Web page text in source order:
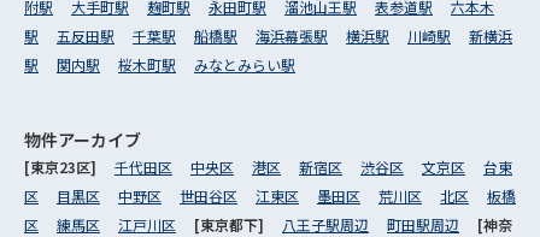
附駅
大手町駅 麹町駅 永田町駅 溜池山王駅 表参道駅
六本木
駅
五反田駅 千葉駅 船橋駅 海浜幕張駅 横浜駅 川崎駅
新横浜
駅
関内駅 桜木町駅 みなとみらい駅
物件アーカイブ
[東京23区] 千代田区 中央区 港区 新宿区 渋谷区 文京区
台東
区
目黒区 中野区 世田谷区 江東区 墨田区 荒川区 北区
板橋
区
練馬区 江戸川区 [東京都下] 八王子駅周辺 町田駅周辺 [神奈